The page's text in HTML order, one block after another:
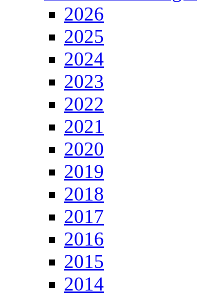
2026
2025
2024
2023
2022
2021
2020
2019
2018
2017
2016
2015
2014